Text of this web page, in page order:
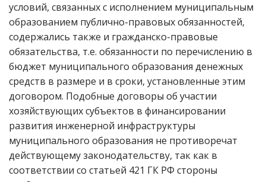
условий, связанных с исполнением муниципальным
образованием публично-правовых обязанностей,
содержались также и гражданско-правовые
обязательства, т.е. обязанности по перечислению в
бюджет муниципального образования денежных
средств в размере и в сроки, установленные этим
договором. Подобные договоры об участии
хозяйствующих субъектов в финансировании
развития инженерной инфраструктуры
муниципального образования не противоречат
действующему законодательству, так как в
соответствии со статьей 421 ГК РФ стороны